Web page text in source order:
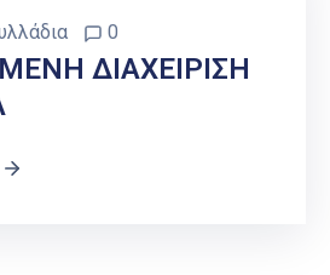
0
ΔΙΑΧΕΙΡΙΣΗ